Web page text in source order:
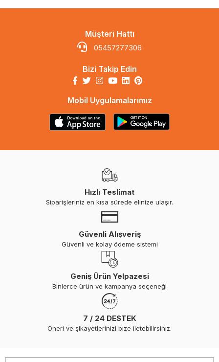
Müşteri Hattı
05457277306
Bizi Takip Edin
Mobil Uygulamalarımız
Hızlı Teslimat
Siparişleriniz en kısa sürede elinize ulaşır.
Güvenli Alışveriş
Güvenli ve kolay ödeme sistemi
Geniş Ürün Yelpazesi
Binlerce ürün ve kampanya seçeneği
7 / 24 DESTEK
Öneri ve şikayetlerinizi bize iletebilirsiniz.